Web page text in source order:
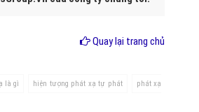
Quay lại trang chủ
là gì hiện tượng phát xạ tự phát phát xạ